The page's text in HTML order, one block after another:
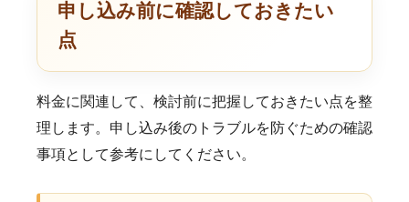
申し込み前に確認しておきたい
点
料金に関連して、検討前に把握しておきたい点を整
理します。申し込み後のトラブルを防ぐための確認
事項として参考にしてください。